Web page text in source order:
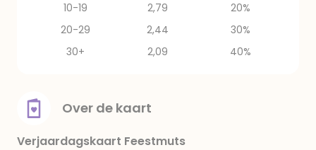
10-19
2,79
20%
20-29
2,44
30%
30+
2,09 40%
Over de kaart
Verjaardagskaart Feestmuts